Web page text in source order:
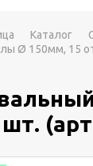
Каталог
Ø 150мм, 15